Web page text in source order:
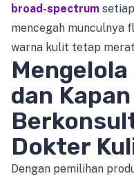
broad-spectrum
mencegah munculnya
warna kulit tetap
dan
Dokter
Dengan pemilihan